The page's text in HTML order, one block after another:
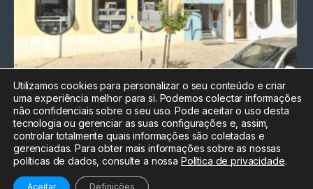
Chamada para a rede fixa
nacional
Electrónica:212
588 047
Informática:212
Utilizamos cookies para personalizar o seu conteúdo e criar
uma experiência melhor para si. Podemos colectar informações
não confidenciais sobre o seu uso. Pode aceitar o uso desta
tecnologia ou gerenciar as suas configurações e, assim,
controlar totalmente quais informações são coletadas e
gerenciadas. Para obter mais informações sobre as nossas
políticas de dados, consulte a nossa Política de privacidade.
Aceitar Definições